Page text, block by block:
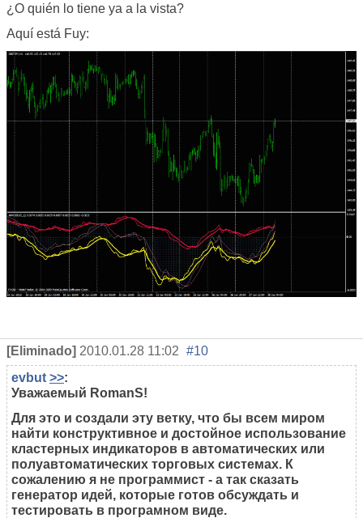
¿O quién lo tiene ya a la vista?
Aquí está Fuy:
[Eliminado] 2010.01.28 11:02 #10
evbut >>:
Уважаемый RomanS!
Для это и создали эту ветку, что бы всем миром
найти конструктивное и достойное использование
кластерных индикаторов в автоматических или
полуавтоматических торговых системах. К
сожалению я не программист - а так сказать
генератор идей, которые готов обсуждать и
тестировать в програмном виде.